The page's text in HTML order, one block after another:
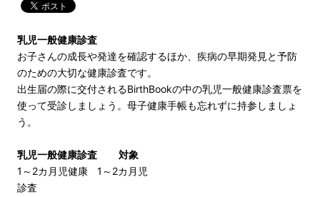
乳児一般健康診査
お子さんの成長や発達を確認するほか、疾病の早期発見と予防
のための大切な健康診査です。
出生届の際に交付されるBirthBookの中の乳児一般健康診査票を
使って受診しましょう。母子健康手帳も忘れずに持参しましょ
う。
乳児一般健康診査
対象
1～2カ月児健康
診査
1～2カ月児